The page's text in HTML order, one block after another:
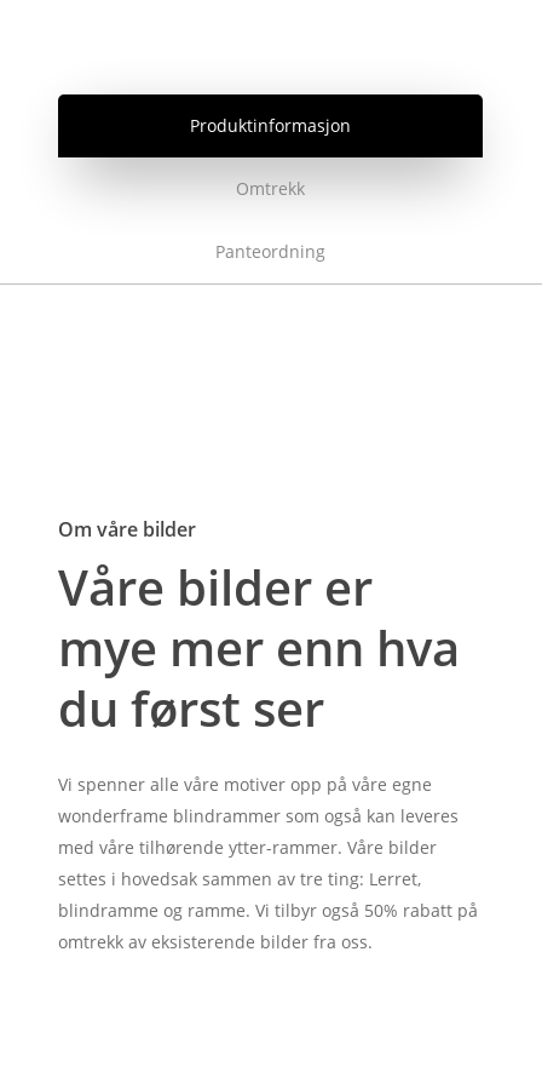
Produktinformasjon
Omtrekk
Panteordning
Om våre bilder
Våre bilder er
mye mer enn hva
du først ser
Vi spenner alle våre motiver opp på våre egne
wonderframe blindrammer som også kan leveres
med våre tilhørende ytter-rammer. Våre bilder
settes i hovedsak sammen av tre ting: Lerret,
blindramme og ramme. Vi tilbyr også 50% rabatt på
omtrekk av eksisterende bilder fra oss.